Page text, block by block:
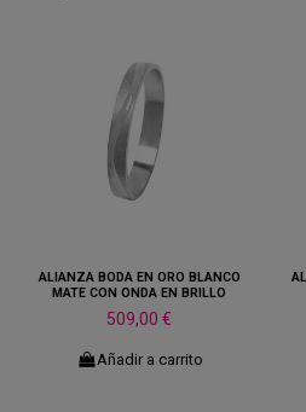
ALIANZA BODA EN ORO BLANCO
MATE CON ONDA EN BRILLO
509,00 €
Añadir a carrito